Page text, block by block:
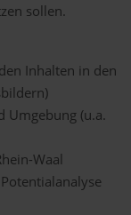
sollen.
Inhalten in den
Umgebung (u.a.
Waal